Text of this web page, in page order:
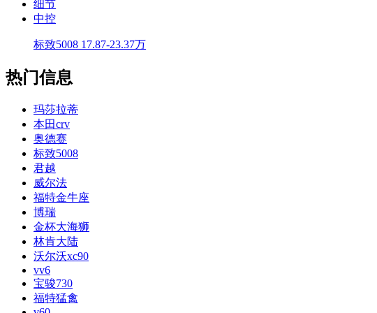
细节
中控
标致5008 17.87-23.37万
热门信息
玛莎拉蒂
本田crv
奥德赛
标致5008
君越
威尔法
福特金牛座
博瑞
金杯大海狮
林肯大陆
沃尔沃xc90
vv6
宝骏730
福特猛禽